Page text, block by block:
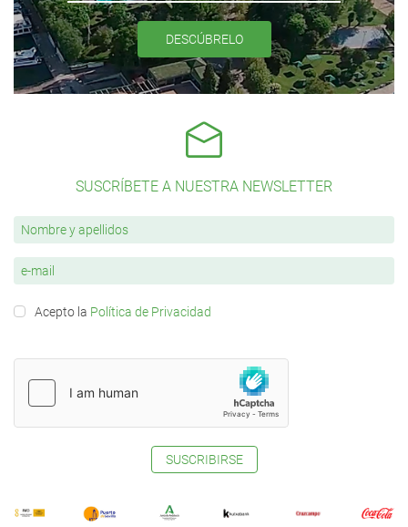
DESCÚBRELO
SUSCRÍBETE A NUESTRA NEWSLETTER
Acepto la Política de Privacidad
SUSCRIBIRSE